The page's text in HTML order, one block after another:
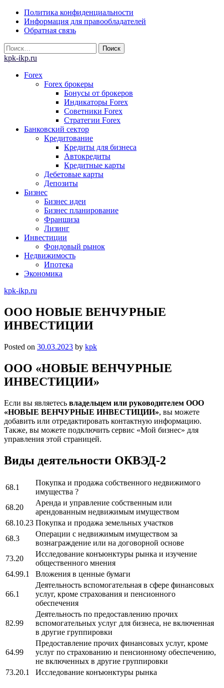
Skip
content
Политика конфиденциальности
Информация для правообладателей
Обратная связь
Найти:
kpk-ikp.ru
Forex
Forex брокеры
Бонусы от брокеров
Индикаторы Forex
Советники Forex
Стратегии Forex
Банковский сектор
Кредитование
Кредиты для бизнеса
Автокредиты
Кредитные карты
Дебетовые карты
Депозиты
Бизнес
Бизнес идеи
Бизнес планирование
Франшиза
Лизинг
Инвестиции
Фондовый рынок
Недвижимость
Ипотека
Экономика
kpk-ikp.ru
ООО НОВЫЕ ВЕНЧУРНЫЕ
ИНВЕСТИЦИИ
Posted on 30.03.2023 by kpk
ООО «НОВЫЕ ВЕНЧУРНЫЕ
ИНВЕСТИЦИИ»
Если вы являетесь владельцем или руководителем ООО
«НОВЫЕ ВЕНЧУРНЫЕ ИНВЕСТИЦИИ», вы можете
добавить или отредактировать контактную информацию.
Также, вы можете подключить сервис «Мой бизнес» для
управления этой страницей.
Виды деятельности ОКВЭД-2
68.1
Покупка и продажа собственного недвижимого
имущества ?
68.20
Аренда и управление собственным или
арендованным недвижимым имуществом
68.10.23 Покупка и продажа земельных участков
68.3
Операции с недвижимым имуществом за
вознаграждение или на договорной основе
73.20
Исследование конъюнктуры рынка и изучение
общественного мнения
64.99.1
Вложения в ценные бумаги
66.1
Деятельность вспомогательная в сфере финансовых
услуг, кроме страхования и пенсионного
обеспечения
82.99
Деятельность по предоставлению прочих
вспомогательных услуг для бизнеса, не включенная
в другие группировки
64.99
Предоставление прочих финансовых услуг, кроме
услуг по страхованию и пенсионному обеспечению,
не включенных в другие группировки
73.20.1
Исследование конъюнктуры рынка